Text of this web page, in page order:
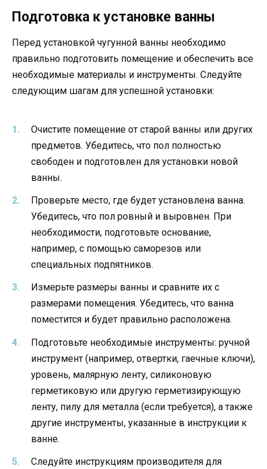
Подготовка к установке ванны
Перед установкой чугунной ванны необходимо
правильно подготовить помещение и обеспечить все
необходимые материалы и инструменты. Следуйте
следующим шагам для успешной установки:
Очистите помещение от старой ванны или других
предметов. Убедитесь, что пол полностью
свободен и подготовлен для установки новой
ванны.
Проверьте место, где будет установлена ванна.
Убедитесь, что пол ровный и выровнен. При
необходимости, подготовьте основание,
например, с помощью саморезов или
специальных подпятников.
Измерьте размеры ванны и сравните их с
размерами помещения. Убедитесь, что ванна
поместится и будет правильно расположена.
Подготовьте необходимые инструменты: ручной
инструмент (например, отвертки, гаечные ключи),
уровень, малярную ленту, силиконовую
герметиковую или другую герметизирующую
ленту, пилу для металла (если требуется), а также
другие инструменты, указанные в инструкции к
ванне.
Следуйте инструкциям производителя для